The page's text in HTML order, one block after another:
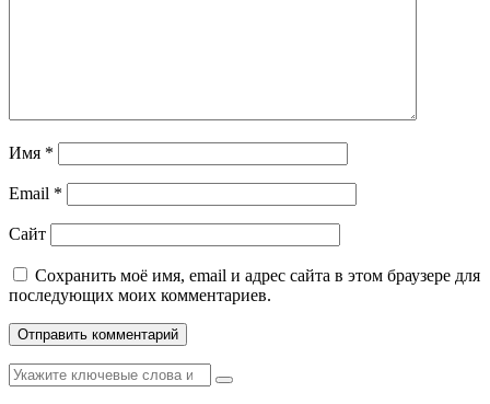
Имя *
Email *
Сайт
Сохранить моё имя, email и адрес сайта в этом браузере для
последующих моих комментариев.
Найти: